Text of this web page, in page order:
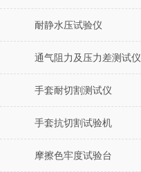
耐静水压试验仪
通气阻力及压力差测试仪
手套耐切割测试仪
手套抗切割试验机
摩擦色牢度试验台